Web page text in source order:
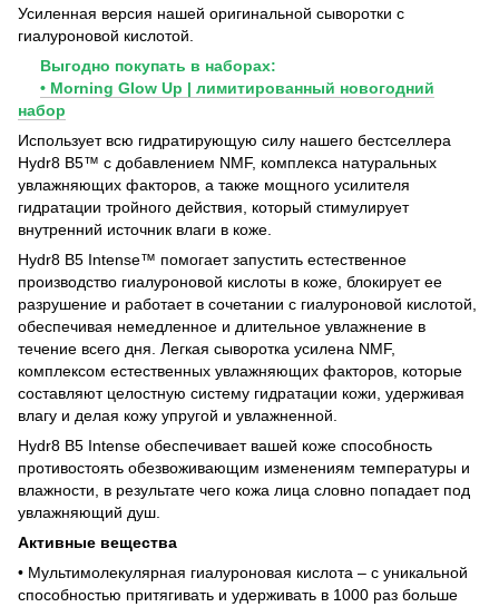
Усиленная версия нашей оригинальной сыворотки с
гиалуроновой кислотой.
Выгодно покупать в наборах:
• Morning Glow Up | лимитированный новогодний
набор
Использует всю гидратирующую силу нашего бестселлера
Hydr8 B5™ с добавлением NMF, комплекса натуральных
увлажняющих факторов, а также мощного усилителя
гидратации тройного действия, который стимулирует
внутренний источник влаги в коже.
Hydr8 B5 Intense™ помогает запустить естественное
производство гиалуроновой кислоты в коже, блокирует ее
разрушение и работает в сочетании с гиалуроновой кислотой,
обеспечивая немедленное и длительное увлажнение в
течение всего дня. Легкая сыворотка усилена NMF,
комплексом естественных увлажняющих факторов, которые
составляют целостную систему гидратации кожи, удерживая
влагу и делая кожу упругой и увлажненной.
Hydr8 B5 Intense обеспечивает вашей коже способность
противостоять обезвоживающим изменениям температуры и
влажности, в результате чего кожа лица словно попадает под
увлажняющий душ.
Активные вещества
• Мультимолекулярная гиалуроновая кислота – с уникальной
способностью притягивать и удерживать в 1000 раз больше